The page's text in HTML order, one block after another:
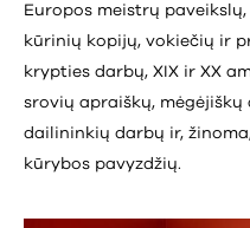
Europos meistrų
kūrinių kopijų, vokiečių ir
krypties darbų, XIX ir XX
srovių apraiškų,
dailininkių darbų ir,
kūrybos pavyzdžių.